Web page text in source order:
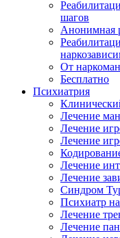
шагов
Анонимная
От
Бесплатно
Психиатрия
Лечение
Лечение
Лечение
Лечение
Лечение
Синдром
Психиатр
Лечение
Лечение